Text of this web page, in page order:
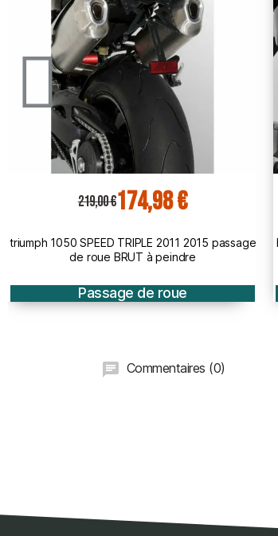
120,00 €95,88 €
honda 125 FORZA 2015 2018 passage de roue
BRUT
Passage de roue
Commentaires (0)